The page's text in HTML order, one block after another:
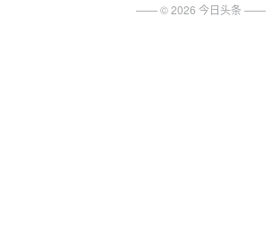
—— ©2026 今日头条 ——